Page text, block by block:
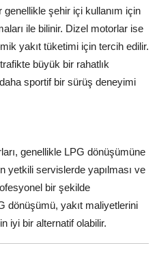
şehir içi kullanım için
ile bilinir. Dizel motorlar ise
yakıt tüketimi için tercih edilir.
büyük bir rahatlık
sportif bir sürüş deneyimi
genellikle LPG dönüşümüne
yetkili servislerde yapılması ve
bir şekilde
dönüşümü, yakıt maliyetlerini
iyi bir alternatif olabilir.